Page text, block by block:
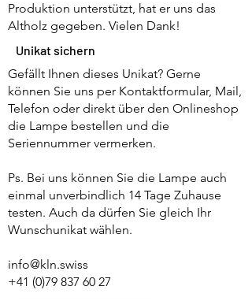
Produktion unterstützt, hat er uns das
Altholz gegeben. Vielen Dank!
Unikat sichern
Gefällt Ihnen dieses Unikat? Gerne
können Sie uns per Kontaktformular, Mail,
Telefon oder direkt über den Onlineshop
die Lampe bestellen und die
Seriennummer vermerken.
Ps. Bei uns können Sie die Lampe auch
einmal unverbindlich 14 Tage Zuhause
testen. Auch da dürfen Sie gleich Ihr
Wunschunikat wählen.
info@kln.swiss
+41 (0)79 837 60 27